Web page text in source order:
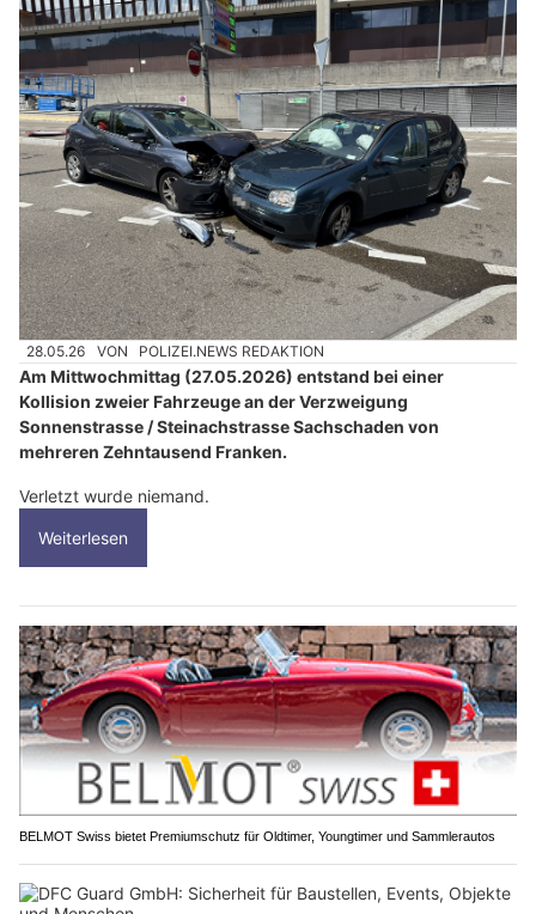
28.05.26 VON POLIZEI.NEWS REDAKTION
Am Mittwochmittag (27.05.2026) entstand bei einer
Kollision zweier Fahrzeuge an der Verzweigung
Sonnenstrasse / Steinachstrasse Sachschaden von
mehreren Zehntausend Franken.
Verletzt wurde niemand.
Weiterlesen
BELMOT Swiss bietet Premiumschutz für Oldtimer, Youngtimer und Sammlerautos